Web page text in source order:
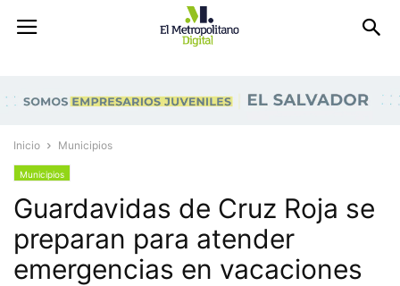
Inicio Municipios
Municipios
Guardavidas de Cruz Roja se
preparan para atender
emergencias en vacaciones